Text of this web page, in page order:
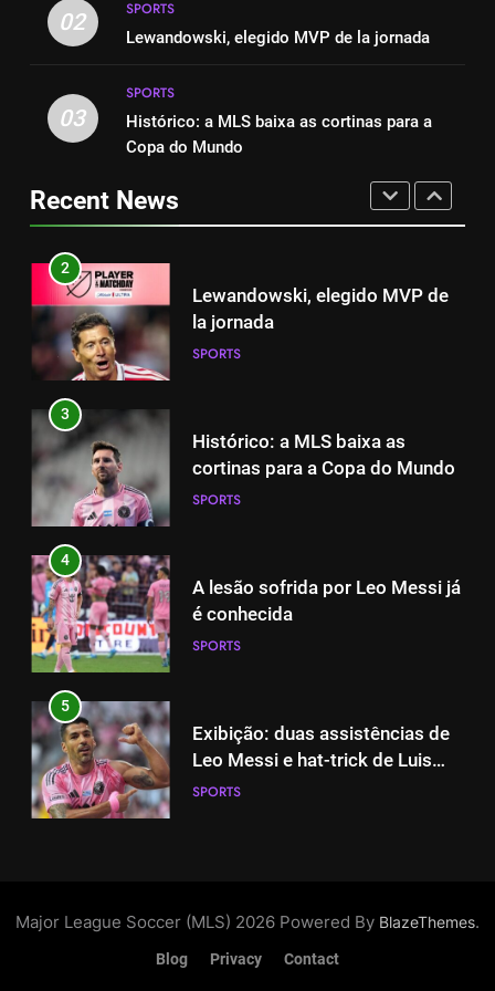
1
Lewandowski, elegido MVP de
3
Histórico: a MLS baixa as
cortinas para a Copa do Mundo
4
A lesão sofrida por Leo Messi já
é conhecida
5
Leo Messi e hat-trick de Luis
6
espanhola
A incrível raiva de Messi com os
torcedores do Inter Miami
02
SPORTS
Lewandowski, elegido MVP de la jornada
03
SPORTS
Histórico: a MLS baixa as cortinas para a
Copa do Mundo
Recent News
SPORTS
1
2
Lewandowski, elegido MVP de
la jornada
SPORTS
3
Histórico: a MLS baixa as
cortinas para a Copa do Mundo
SPORTS
4
A lesão sofrida por Leo Messi já
é conhecida
SPORTS
5
Exibição: duas assistências de
Leo Messi e hat-trick de Luis
Suárez
SPORTS
Major League Soccer (MLS) 2026 Powered By BlazeThemes.
Blog Privacy Contact